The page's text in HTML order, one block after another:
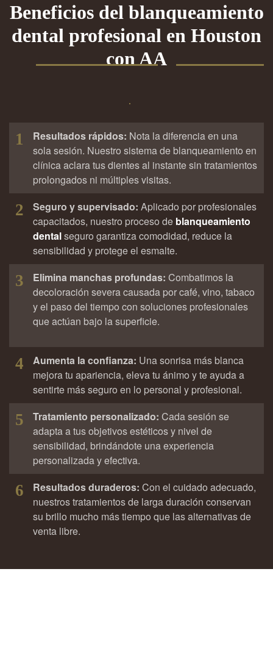
Beneficios del blanqueamiento
dental profesional en Houston
con AA
1 Resultados rápidos: Nota la diferencia en una
sola sesión. Nuestro sistema de blanqueamiento en
clínica aclara tus dientes al instante sin tratamientos
prolongados ni múltiples visitas.
2 Seguro y supervisado: Aplicado por profesionales
capacitados, nuestro proceso de blanqueamiento
dentalseguro garantiza comodidad, reduce la
sensibilidad y protege el esmalte.
3 Elimina manchas profundas: Combatimos la
decoloración severa causada por café, vino, tabaco
y el paso del tiempo con soluciones profesionales
que actúan bajo la superficie.
4 Aumenta la confianza: Una sonrisa más blanca
mejora tu apariencia, eleva tu ánimo y te ayuda a
sentirte más seguro en lo personal y profesional.
5 Tratamiento personalizado: Cada sesión se
adapta a tus objetivos estéticos y nivel de
sensibilidad, brindándote una experiencia
personalizada y efectiva.
6 Resultados duraderos: Con el cuidado adecuado,
nuestros tratamientos de larga duración conservan
su brillo mucho más tiempo que las alternativas de
venta libre.